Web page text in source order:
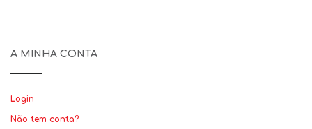
A MINHA CONTA
Login
Não tem conta?